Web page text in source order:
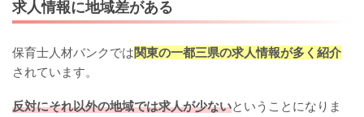
求人情報に地域差がある
保育士人材バンクでは関東の一都三県の求人情報が多く紹介
されています。
反対にそれ以外の地域では求人が少ないということになりま